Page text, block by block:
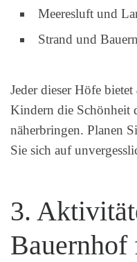
Meeresluft und
Strand und
Jeder dieser Höfe bietet
Kindern die Schönheit
näherbringen. Planen
Sie sich auf
3.
Bauernhof